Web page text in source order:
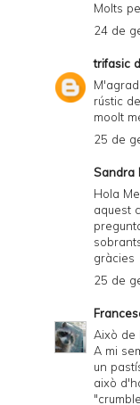
Molts
24 de
trifasic
rústic
moolt
25 de
Sandra
Hola
aquest
gràcies
25 de
Això de
A mi
un
això